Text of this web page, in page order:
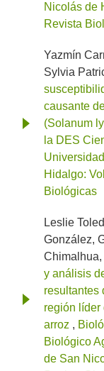
Nicolás de
Revista
Yazmín
Sylvia
causante
(Solanum
la DES
Hidalgo:
Biológicas
Leslie
González,
y análisis
resultantes
región líder
arroz ,
Biológico
de San